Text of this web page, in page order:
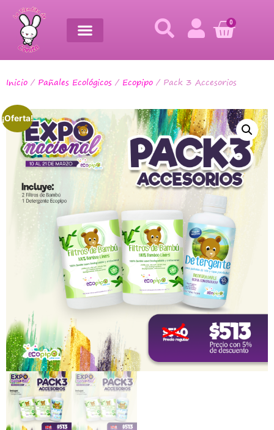
0
Inicio / Pañales Ecológicos / Ecopipo / Pack 3 Accesorios
¡Oferta!